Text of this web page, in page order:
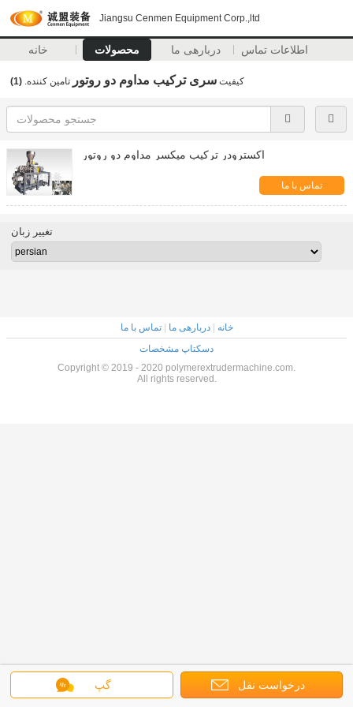
Jiangsu Cenmen Equipment Corp.,ltd
خانه محصولات دربارهی ما اطلاعات تماس
کیفیت سری ترکیب مداوم دو روتور تامین کننده. (1)
اکسترودر ترکیب میکسر مداوم دو روتور
تماس با ما
گپ درخواست نقل
تغییر زبان
خانه |دربارهی ما |تماس با ما
دسکتاپ مشخصات
Copyright © 2019 - 2020 polymerextrudermachine.com.
All rights reserved.